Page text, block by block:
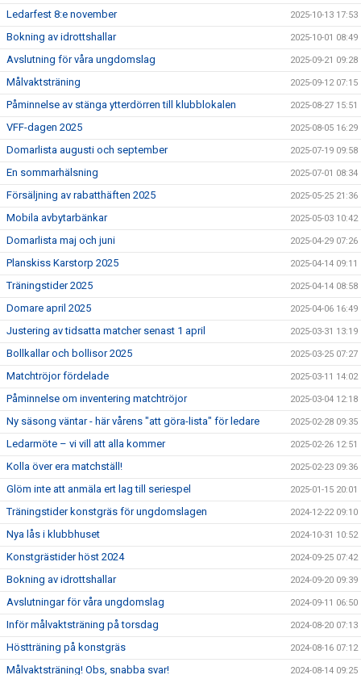
Ledarfest 8:e november 2025-10-13 17:53
Bokning av idrottshallar 2025-10-01 08:49
Avslutning för våra ungdomslag 2025-09-21 09:28
Målvaktsträning 2025-09-12 07:15
Påminnelse av stänga ytterdörren till klubblokalen 2025-08-27 15:51
VFF-dagen 2025 2025-08-05 16:29
Domarlista augusti och september 2025-07-19 09:58
En sommarhälsning 2025-07-01 08:34
Försäljning av rabatthäften 2025 2025-05-25 21:36
Mobila avbytarbänkar 2025-05-03 10:42
Domarlista maj och juni 2025-04-29 07:26
Planskiss Karstorp 2025 2025-04-14 09:11
Träningstider 2025 2025-04-14 08:58
Domare april 2025 2025-04-06 16:49
Justering av tidsatta matcher senast 1 april 2025-03-31 13:19
Bollkallar och bollisor 2025 2025-03-25 07:27
Matchtröjor fördelade 2025-03-11 14:02
Påminnelse om inventering matchtröjor 2025-03-04 12:18
Ny säsong väntar - här vårens "att göra-lista" för ledare 2025-02-28 09:35
Ledarmöte – vi vill att alla kommer 2025-02-26 12:51
Kolla över era matchställ! 2025-02-23 09:36
Glöm inte att anmäla ert lag till seriespel 2025-01-15 20:01
Träningstider konstgräs för ungdomslagen 2024-12-22 09:10
Nya lås i klubbhuset 2024-10-31 10:52
Konstgrästider höst 2024 2024-09-25 07:42
Bokning av idrottshallar 2024-09-20 09:39
Avslutningar för våra ungdomslag 2024-09-11 06:50
Inför målvaktsträning på torsdag 2024-08-20 07:13
Höstträning på konstgräs 2024-08-16 07:12
Målvaktsträning! Obs, snabba svar! 2024-08-14 09:25